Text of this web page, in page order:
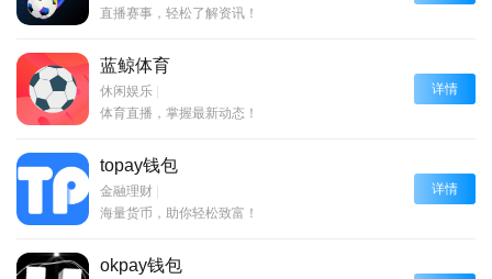
直播赛事，轻松了解资讯！
蓝鲸体育
休闲娱乐 |
体育直播，掌握最新动态！
详情
topay钱包
金融理财 |
海量货币，助你轻松致富！
详情
okpay钱包